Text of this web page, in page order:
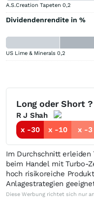
A.S.Creation Tapeten 0,2
Dividendenrendite in %
US Lime & Minerals 0,2
Long oder Short ?
R J Shah
x -30
x -10 x -3
Im Durchschnitt
beim Handel mit Turbo-
hoch risikoreiche
Anlagestrategien
Diese Werbung richtet sich nur